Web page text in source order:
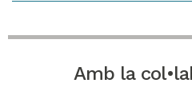
Amb la